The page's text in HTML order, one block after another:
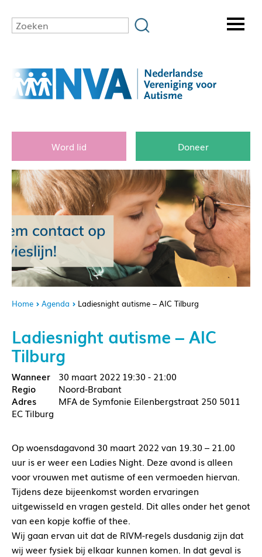
Word lid Doneer
Home Agenda Ladiesnight autisme – AIC Tilburg
Ladiesnight autisme – AIC
Tilburg
30 maart 2022 19:30 - 21:00
Noord-Brabant
MFA de Symfonie Eilenbergstraat 250 5011
EC Tilburg
Op woensdagavond 30 maart 2022 van 19.30 – 21.00
uur is er weer een Ladies Night. Deze avond is alleen
voor vrouwen met autisme of een vermoeden hiervan.
Tijdens deze bijeenkomst worden ervaringen
uitgewisseld en vragen gesteld. Dit alles onder het genot
van een kopje koffie of thee.
Wij gaan ervan uit dat de RIVM-regels dusdanig zijn dat
wij weer fysiek bij elkaar kunnen komen. In dat geval is